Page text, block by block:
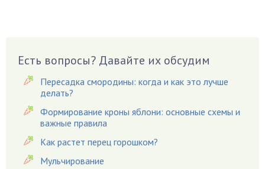
Вешенки
Виноград
Вредители
Гардения
Гацания
Гвоздики
Есть вопросы? Давайте их обсудим
Пересадка смородины: когда и как это лучше
делать?
Формирование кроны яблони: основные схемы и
важные правила
Как растет перец горошком?
Мульчирование